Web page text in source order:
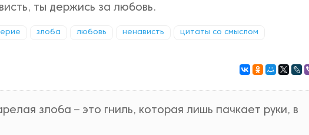
ты держись за любовь.
злоба любовь ненависть цитаты со смыслом
злоба – это гниль, которая лишь пачкает руки, в